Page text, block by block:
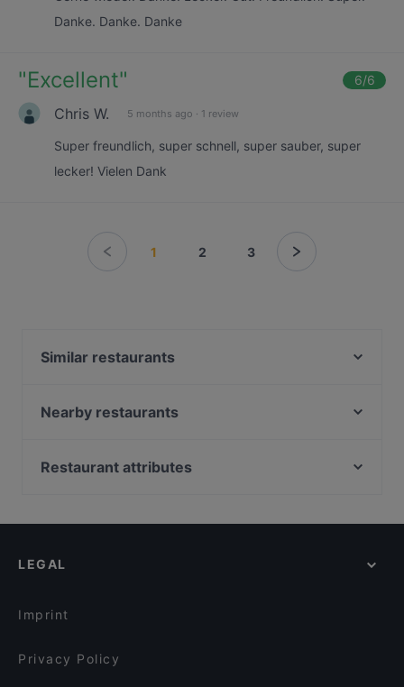
Danke. Danke. Danke
"Excellent" 6/6
Chris W. 5 months ago · 1 review
Super freundlich, super schnell, super sauber, super
lecker! Vielen Dank
1 2 3
Similar restaurants
Meat Atelier
Ilha Formosa Gourmet
BARCO Lounge Restaurant
Nearby restaurants
Quê - Vietnam Küche
Restaurant Opin Sushi & Ramen
VAPIANO Düsseldorf Kaiserwerther Straße
Restaurant attributes
Kid-friendly Restaurants in Dusseldorf
LEGAL
Imprint
Privacy Policy